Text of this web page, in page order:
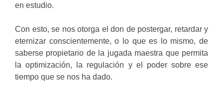
en estudio.
Con esto, se nos otorga el don de postergar, retardar y
eternizar conscientemente, o lo que es lo mismo, de
saberse propietario de la jugada maestra que permita
la optimización, la regulación y el poder sobre ese
tiempo que se nos ha dado.